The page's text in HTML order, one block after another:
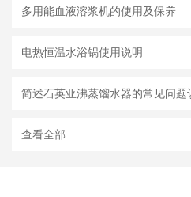
多用能血液溶浆机的使用及保养
电热恒温水浴锅使用说明
查看全部